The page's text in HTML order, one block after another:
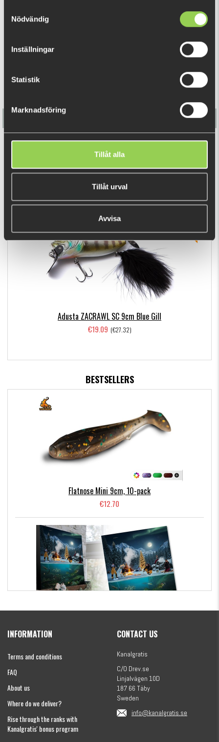
Nödvändig
Inställningar
Statistik
Marknadsföring
Tillåt alla
Tillåt urval
Avvisa
€22.75 (€25.49)
RECENTLY VIEWED PRODUCTS
Adusta ZACRAWL SC 9cm Blue Gill
€19.09 (€27.32)
BESTSELLERS
Flatnose Mini 9cm, 10-pack
€12.70
€154.86
INFORMATION
Terms and conditions
FAQ
About us
Where do we deliver?
Rise through the ranks with
Kanalgratis' bonus program
CONTACT US
Kanalgratis
C/O Drev.se
Linjalvägen 10D
187 66 Täby
Sweden
info@kanalgratis.se